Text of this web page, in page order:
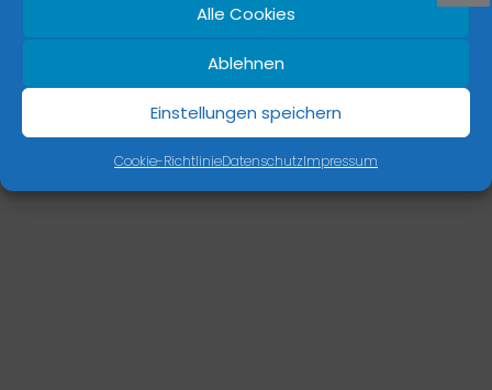
Alle Cookies
Ablehnen
Einstellungen speichern
Cookie-RichtlinieDatenschutzImpressum